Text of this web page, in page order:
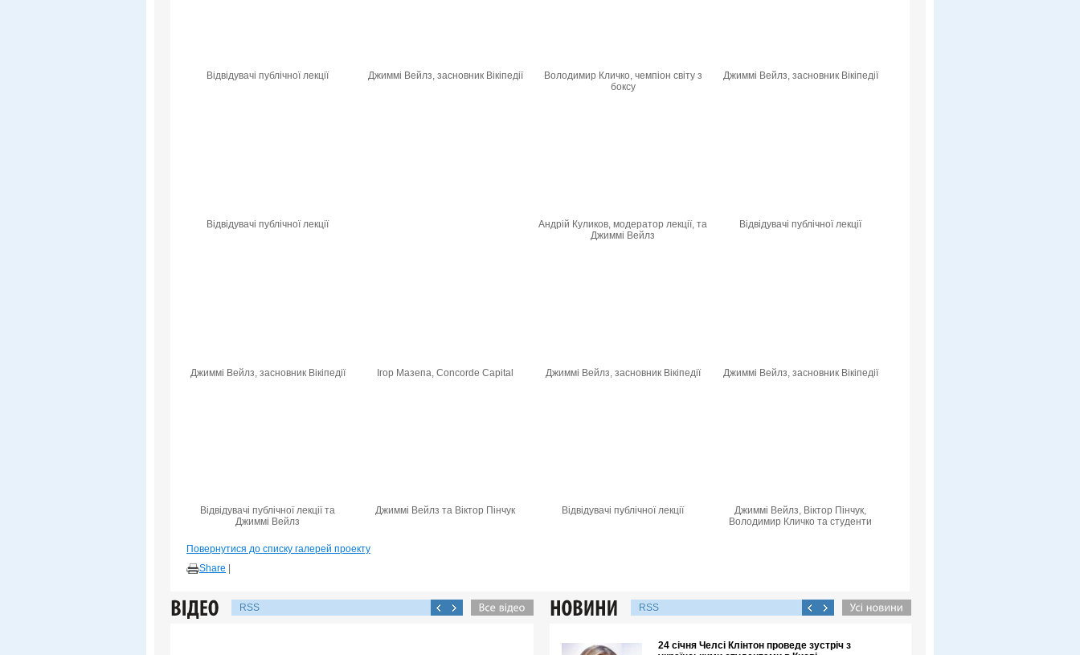
Відвідувачі публічної лекції Джиммі Вейлз, засновник Вікіпедії
Володимир Кличко, чемпіон світу з
боксу
Джиммі Вейлз, засновник Вікіпедії
Відвідувачі публічної лекції
Андрій Куликов, модератор лекції, та
Джиммі Вейлз
Відвідувачі публічної лекції
Джиммі Вейлз, засновник Вікіпедії Ігор Мазепа, Concorde Capital Джиммі Вейлз, засновник Вікіпедії Джиммі Вейлз, засновник Вікіпедії
Відвідувачі публічної лекції та
Джиммі Вейлз
Джиммі Вейлз та Віктор Пінчук Відвідувачі публічної лекції
Джиммі Вейлз, Віктор Пінчук,
Володимир Кличко та студенти
Повернутися до списку галерей проекту
Share
RSS RSS
24 січня Челсі Клінтон проведе зустріч з